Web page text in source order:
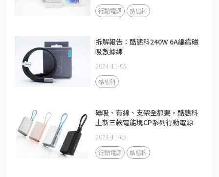
行動電源 酷態科
拆解報告：酷態科240W 6A編織磁
吸數據線
2024-11-05
酷態科
磁吸、有線、支架全都要，酷態科
上新三款電能塊CP系列行動電源
2024-11-05
行動電源 酷態科